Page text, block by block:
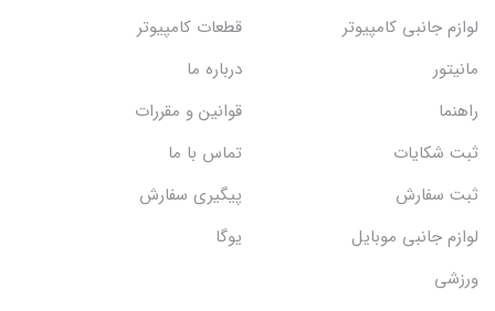
لوازم جانبی کامپیوتر
قطعات کامپیوتر
مانیتور
درباره ما
راهنما
قوانین و مقررات
ثبت شکایات
تماس با ما
ثبت سفارش
پیگیری سفارش
لوازم جانبی موبایل
یوگا
ورزشی